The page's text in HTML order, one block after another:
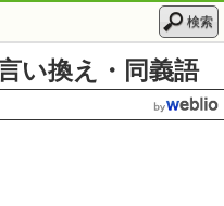
検索
い換え・同義語